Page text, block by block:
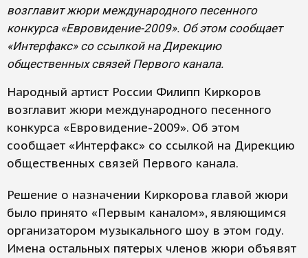
возглавит жюри международного песенного
конкурса «Евровидение-2009». Об этом сообщает
«Интерфакс» со ссылкой на Дирекцию
общественных связей Первого канала.
Народный артист России Филипп Киркоров
возглавит жюри международного песенного
конкурса «Евровидение-2009». Об этом
сообщает «Интерфакс» со ссылкой на Дирекцию
общественных связей Первого канала.
Решение о назначении Киркорова главой жюри
было принято «Первым каналом», являющимся
организатором музыкального шоу в этом году.
Имена остальных пятерых членов жюри объявят